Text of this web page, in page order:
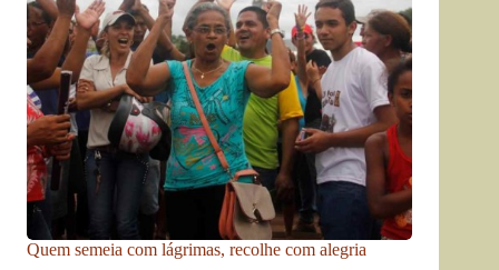
Quem semeia com lágrimas, recolhe com alegria